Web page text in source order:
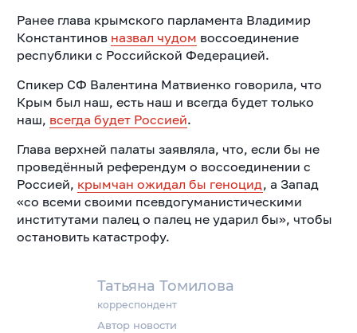
Татьяна Томилова
корреспондент
Автор новости
Ранее глава крымского парламента Владимир
Константинов назвал чудом воссоединение
республики с Российской Федерацией.
Спикер СФ Валентина Матвиенко говорила, что
Крым был наш, есть наш и всегда будет только
наш, всегда будет Россией.
Глава верхней палаты заявляла, что, если бы не
проведённый референдум о воссоединении с
Россией, крымчан ожидал бы геноцид, а Запад
«со всеми своими псевдогуманистическими
институтами палец о палец не ударил бы», чтобы
остановить катастрофу.